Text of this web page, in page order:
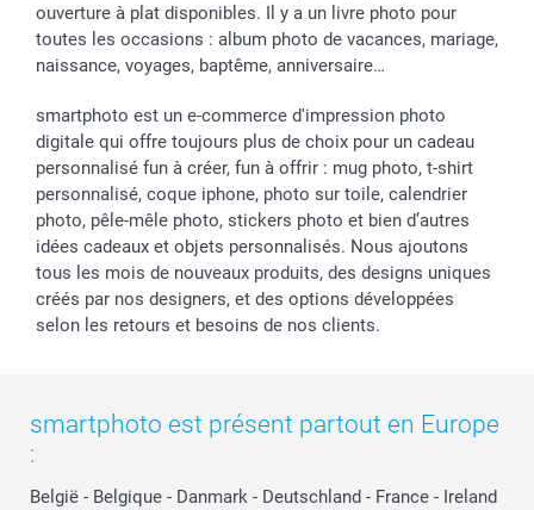
ouverture à plat disponibles. Il y a un livre photo pour
toutes les occasions : album photo de vacances, mariage,
naissance, voyages, baptême, anniversaire…
smartphoto est un e-commerce d'impression photo
digitale qui offre toujours plus de choix pour un cadeau
personnalisé fun à créer, fun à offrir : mug photo, t-shirt
personnalisé, coque iphone, photo sur toile, calendrier
photo, pêle-mêle photo, stickers photo et bien d’autres
idées cadeaux et objets personnalisés. Nous ajoutons
tous les mois de nouveaux produits, des designs uniques
créés par nos designers, et des options développées
selon les retours et besoins de nos clients.
smartphoto est présent partout en Europe
:
België - Belgique - Danmark - Deutschland - France - Ireland